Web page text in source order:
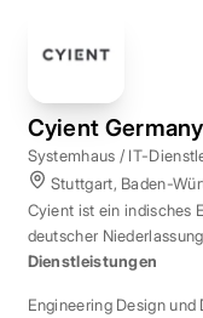
Cyient Germany
Systemhaus / IT-
Stuttgart, Baden-
Cyient ist ein indisches
deutscher
Automotive.
Dienstleistungen
Engineering Design und